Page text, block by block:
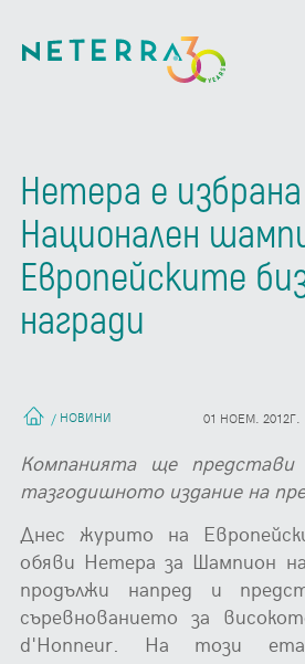
Нетера е
Национален
Европейските
награди
/ НОВИНИ 01 НОЕМ. 2012Г.
Компанията ще
тазгодишното издание на
Днес журито на
обяви Нетера за Шампион
продължи напред и
съревнованието за
d'Honneur. На този